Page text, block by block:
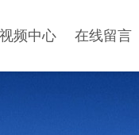
视频中心 在线留言